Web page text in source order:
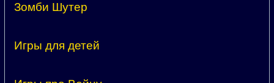
Зомби Шутер
Игры для детей